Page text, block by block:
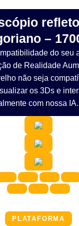
–
do seu
de Realidade
não seja
os 3Ds e
com nossa IA.
PLATAFORMA